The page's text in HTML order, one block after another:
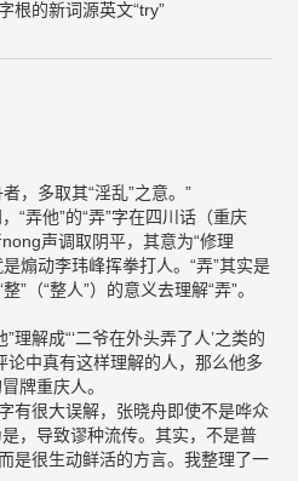
根的新词源英文“try”
，多取其“淫乱”之意。”
“弄他”的“弄”字在四川话（重庆
声调取阴平，其意为“修理
是煽动李玮峰挥拳打人。“弄”其实是
”（“整人”）的意义去理解“弄”。
理解成“‘二爷在外头弄了人’之类的
论中真有这样理解的人，那么他多
牌重庆人。
有很大误解，张晓舟即使不是哗众
，导致谬种流传。其实，不是普
是很生动鲜活的方言。我整理了一